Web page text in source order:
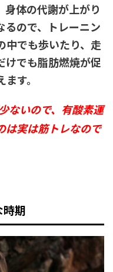
身体の代謝が上がり
るので、トレーニン
中でも歩いたり、走
けでも脂肪燃焼が促
す。
ないので、有酸素運
は実は筋トレなので
期